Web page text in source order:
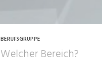
BERUFSGRUPPE